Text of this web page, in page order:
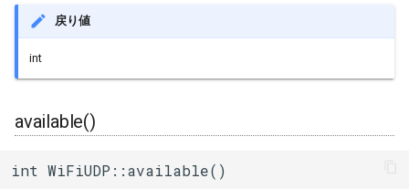
戻り値
int
available()
int WiFiUDP::available()